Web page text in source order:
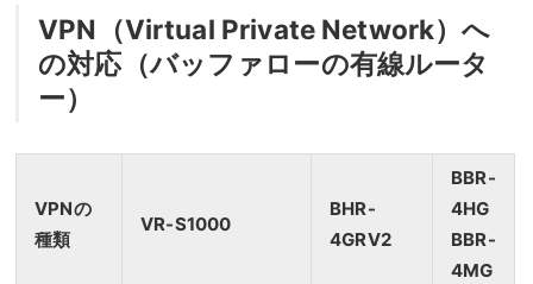
VPN（Virtual Private Network）へ
の対応（バッファローの有線ルータ
ー）
VPNの
種類
VR-S1000
BHR-
4GRV2
BBR-
4HG
BBR-
4MG